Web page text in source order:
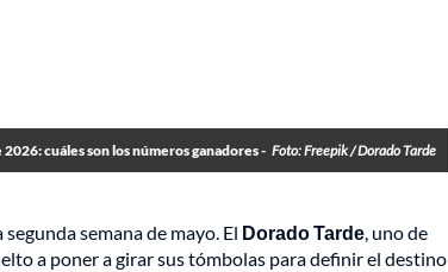
cuáles son los números ganadores - Foto: Freepik / Dorado Tarde
semana de mayo. El Dorado Tarde, uno de
a poner a girar sus tómbolas para definir el destino